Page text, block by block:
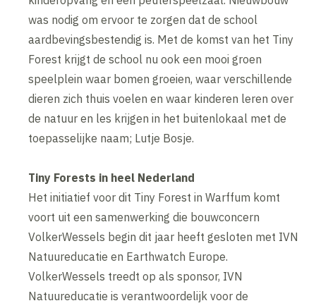
was nodig om ervoor te zorgen dat de school
aardbevingsbestendig is. Met de komst van het Tiny
Forest krijgt de school nu ook een mooi groen
speelplein waar bomen groeien, waar verschillende
dieren zich thuis voelen en waar kinderen leren over
de natuur en les krijgen in het buitenlokaal met de
toepasselijke naam; Lutje Bosje.
Tiny Forests in heel Nederland
Het initiatief voor dit Tiny Forest in Warffum komt
voort uit een samenwerking die bouwconcern
VolkerWessels begin dit jaar heeft gesloten met IVN
Natuureducatie en Earthwatch Europe.
VolkerWessels treedt op als sponsor, IVN
Natuureducatie is verantwoordelijk voor de